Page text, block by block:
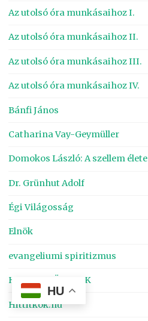
Az utolsó óra munkásaihoz I.
Az utolsó óra munkásaihoz II.
Az utolsó óra munkásaihoz III.
Az utolsó óra munkásaihoz IV.
Bánfi János
Catharina Vay-Geymüller
Domokos László: A szellem élete
Dr. Grünhut Adolf
Égi Világosság
Elnök
evangeliumi spiritizmus
HANGOSKÖNYVEK
Hittitkok.hu
HU